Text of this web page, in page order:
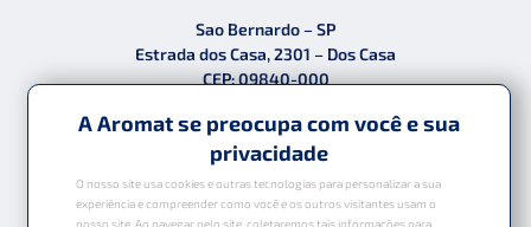
Sao Bernardo – SP
Estrada dos Casa, 2301 – Dos Casa
CEP: 09840-000
Política de Privacidade
•
A Aromat se preocupa com você e sua
privacidade
O nosso site usa cookies e outras tecnologias para personalizar a sua
experiência e compreender como você e os outros visitantes usam o
nosso site. Ao navegar pelo site, coletaremos tais informações para